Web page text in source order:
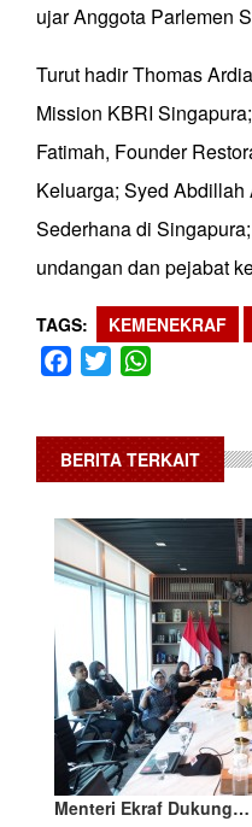
ujar Anggota Parlemen
Turut hadir Thomas
Mission KBRI
Fatimah, Founder
Keluarga; Syed
Sederhana di
undangan dan pejabat
TAGS KEMENEKRAF
Facebook
Twitter
BERITA TERKAIT
Menteri Ekraf Dukung…